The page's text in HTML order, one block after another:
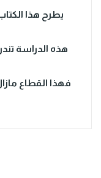
يطرح هذا
هذه الدراسة
فهذا القطاع